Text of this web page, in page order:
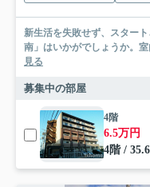
新生活を失敗せず、スター
南」はいかがでしょうか。
見る
募集中の部屋
4階
6.5万円
4階 /